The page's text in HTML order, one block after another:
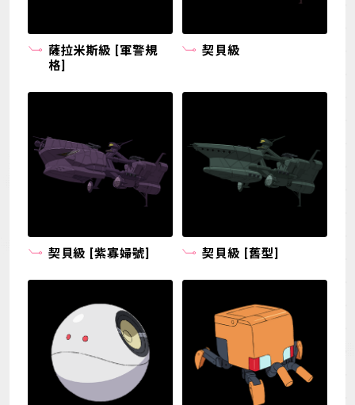
薩拉米斯級 [軍警規
格]
契貝級
契貝級 [紫寡婦號] 契貝級 [舊型]